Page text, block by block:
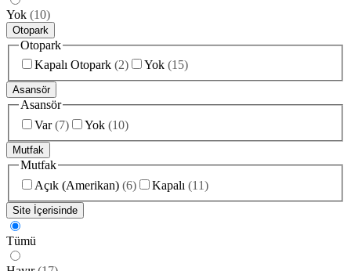
Yok (10)
Otopark
Otopark
Kapalı Otopark (2) Yok (15)
Asansör
Asansör
Var (7) Yok (10)
Mutfak
Mutfak
Açık (Amerikan) (6) Kapalı (11)
Site İçerisinde
Tümü